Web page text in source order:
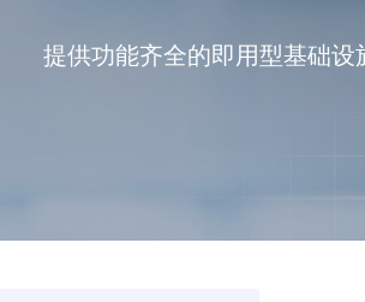
提供功能齐全的即用型基础设